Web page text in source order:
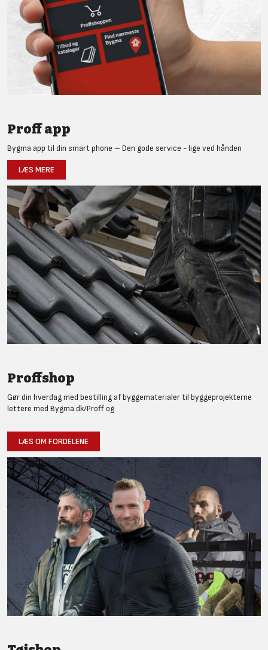
Proff app
Bygma app til din smart phone – Den gode service - lige ved hånden
LÆS MERE
Proffshop
Gør din hverdag med bestilling af byggematerialer til byggeprojekterne
lettere med Bygma.dk/Proff og
LÆS OM FORDELENE